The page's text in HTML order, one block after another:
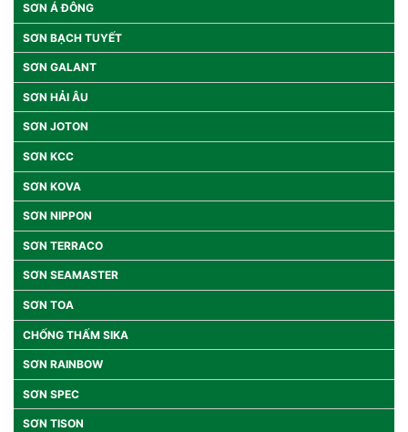
SƠN Á ĐÔNG
SƠN BẠCH TUYẾT
SƠN GALANT
SƠN HẢI ÂU
SƠN JOTON
SƠN KCC
SƠN KOVA
SƠN NIPPON
SƠN TERRACO
SƠN SEAMASTER
SƠN TOA
CHỐNG THẤM SIKA
SƠN RAINBOW
SƠN SPEC
SƠN TISON